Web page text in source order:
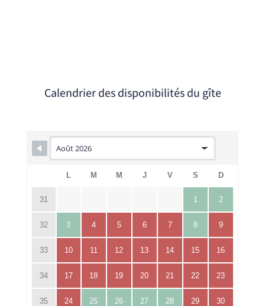
Calendrier des disponibilités du gîte
L M M J V S D
31 1 2
32 3 4 5 6 7 8 9
33 10 11 12 13 14 15 16
34 17 18 19 20 21 22 23
35 24 25 26 27 28 29 30